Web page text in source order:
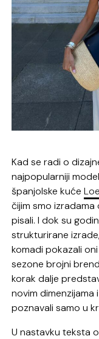
Kad se radi o
najpopularniji
španjolske kuće
čijim smo
pisali. I dok su
strukturirane
komadi pokazali
sezone brojni
korak dalje
novim dimenzijama
poznavali samo u
U nastavku teksta